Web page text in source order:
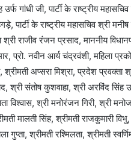
गांधी जी, पार्टी के राष्ट्रीय
पार्टी के राष्ट्रीय महासचिव श्री
श्री राजीव रंजन प्रसाद, माननीय
प्रो. नवीन आर्य चंद्रवंशी, महिला
श्रीमती अप्सरा मिश्रा, प्रदेश
श्री संतोष कुशवाहा, श्री अरविंद
विश्वास, श्री मनोरंजन गिरी, श्री
मालती सिंह, श्रीमती राजकुमारी
गुप्ता, श्रीमती रश्मिलता, श्रीमती